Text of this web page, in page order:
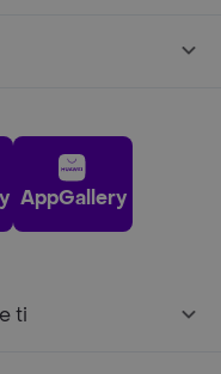
AppGallery
ti